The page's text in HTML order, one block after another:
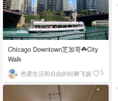
Chicago Downtown芝加哥☘️City
Walk
热爱生活和自由的轻舞飞扬 5